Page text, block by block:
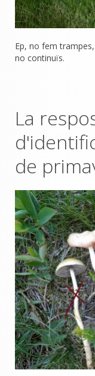
Ep, no fem
no continuïs.
La
de